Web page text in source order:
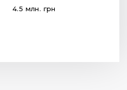
4.5 млн. грн